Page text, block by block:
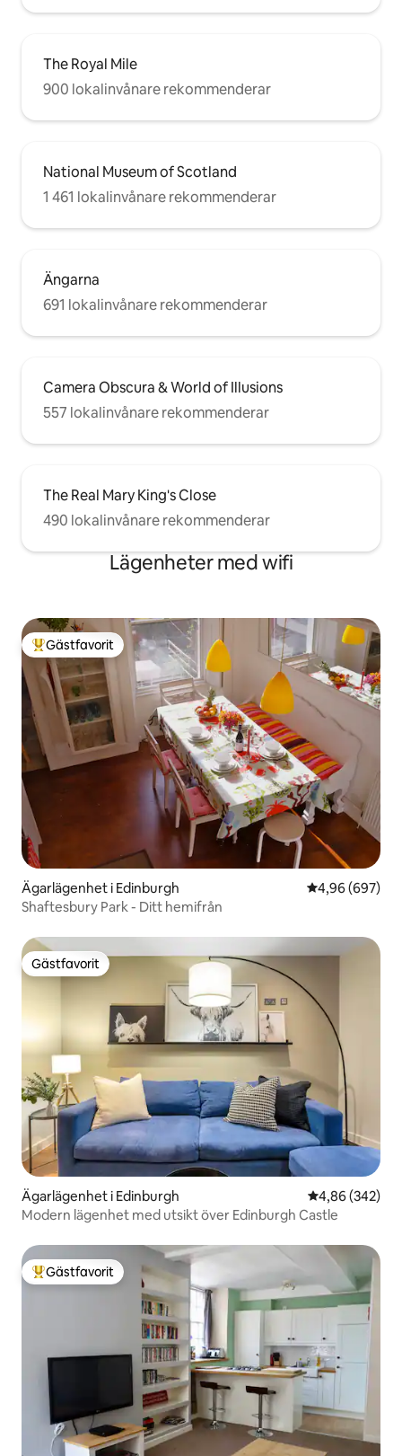
The Royal Mile
900 lokalinvånare rekommenderar
National Museum of Scotland
1 461 lokalinvånare rekommenderar
Ängarna
691 lokalinvånare rekommenderar
Camera Obscura & World of Illusions
557 lokalinvånare rekommenderar
The Real Mary King's Close
490 lokalinvånare rekommenderar
Lägenheter med wifi
Populär gästfavorit
Gästfavorit
Ägarlägenhet i Edinburgh 4,96 av 5 i
4,96 (697)
Shaftesbury Park - Ditt hemifrån
Gästfavorit
Gästfavorit
Ägarlägenhet i Edinburgh 4,86 av 5 i
4,86 (342)
Modern lägenhet med utsikt över Edinburgh Castle
Populär gästfavorit
Gästfavorit